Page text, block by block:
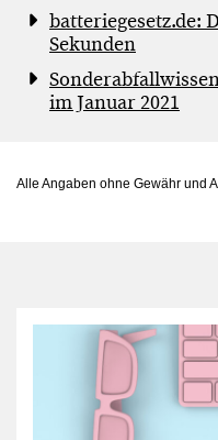
batteriegesetz.de:
Sekunden
im Januar 2021
Alle Angaben ohne Gewähr und